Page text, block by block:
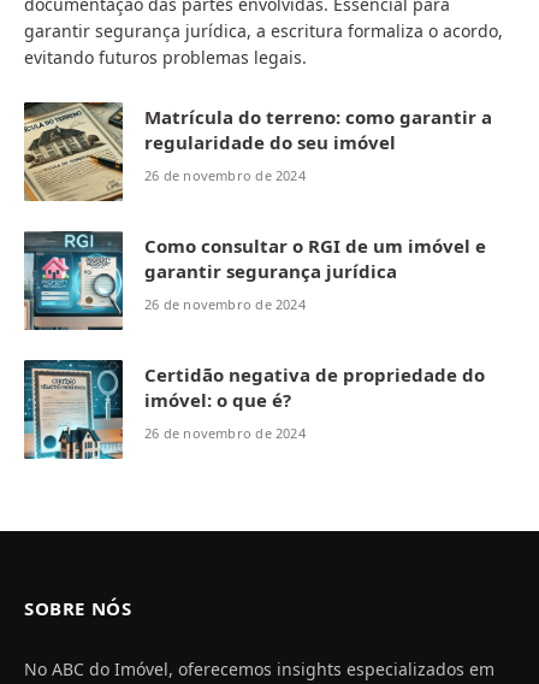
garantir segurança jurídica, a escritura formaliza o acordo,
evitando futuros problemas legais.
Matrícula do terreno: como garantir a
regularidade do seu imóvel
26 de novembro de 2024
Como consultar o RGI de um imóvel e
garantir segurança jurídica
26 de novembro de 2024
Certidão negativa de propriedade do
imóvel: o que é?
26 de novembro de 2024
SOBRE NÓS
No ABC do Imóvel, oferecemos insights especializados em